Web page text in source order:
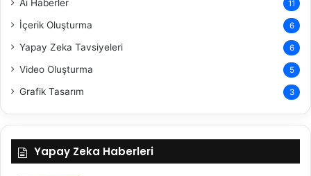
Ai Haberler 11
İçerik Oluşturma 6
Yapay Zeka Tavsiyeleri 6
Video Oluşturma 5
Grafik Tasarım 3
Yapay Zeka Haberleri